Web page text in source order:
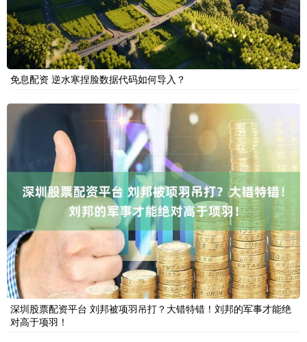
免息配资 逆水寒捏脸数据代码如何导入？
深圳股票配资平台 刘邦被项羽吊打？大错特错！刘邦的军事才能绝
对高于项羽！